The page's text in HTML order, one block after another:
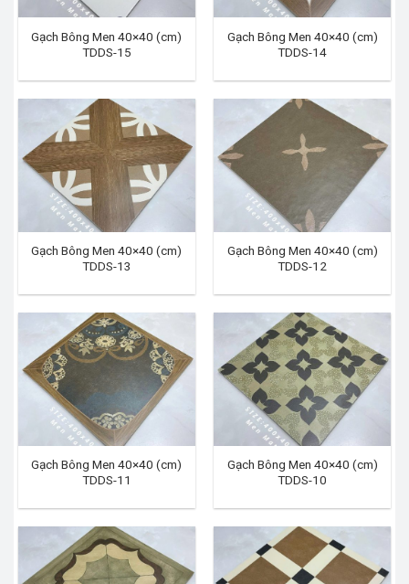
Gạch Bông Men 40×40 (cm)
TDDS-15
Gạch Bông Men 40×40 (cm)
TDDS-14
Gạch Bông Men 40×40 (cm)
TDDS-13
Gạch Bông Men 40×40 (cm)
TDDS-12
Gạch Bông Men 40×40 (cm)
TDDS-11
Gạch Bông Men 40×40 (cm)
TDDS-10